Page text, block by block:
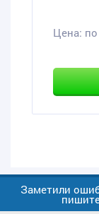
Цена:
Заметили